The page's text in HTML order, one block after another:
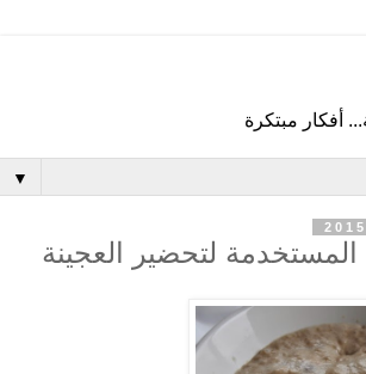
أفكار مبتكرة
▼
المستخدمة لتحضير العجينة